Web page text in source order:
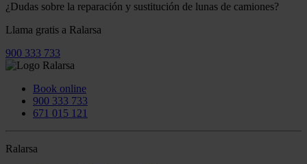
¿Dudas sobre la reparación y sustitución de lunas de camiones?
Llama gratis a Ralarsa
900 333 733
Book online
900 333 733
671 015 121
Ralarsa